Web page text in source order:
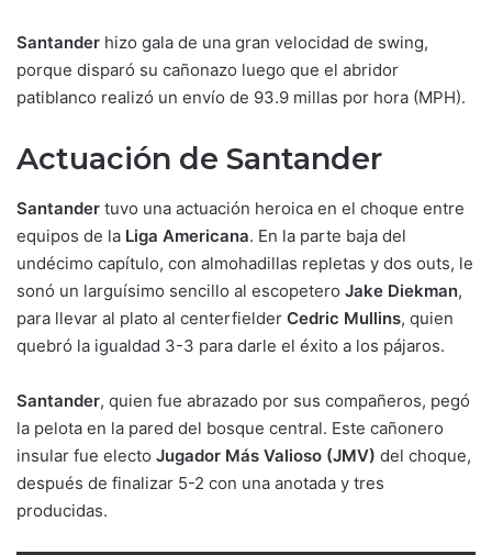
Santander hizo gala de una gran velocidad de swing,
porque disparó su cañonazo luego que el abridor
patiblanco realizó un envío de 93.9 millas por hora (MPH).
Actuación de Santander
Santander tuvo una actuación heroica en el choque entre
equipos de la Liga Americana. En la parte baja del
undécimo capítulo, con almohadillas repletas y dos outs, le
sonó un larguísimo sencillo al escopetero Jake Diekman,
para llevar al plato al centerfielder Cedric Mullins, quien
quebró la igualdad 3-3 para darle el éxito a los pájaros.
Santander, quien fue abrazado por sus compañeros, pegó
la pelota en la pared del bosque central. Este cañonero
insular fue electo Jugador Más Valioso (JMV) del choque,
después de finalizar 5-2 con una anotada y tres
producidas.